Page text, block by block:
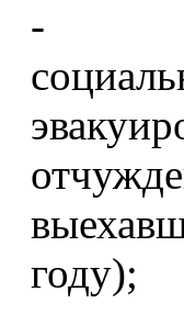
-
году);